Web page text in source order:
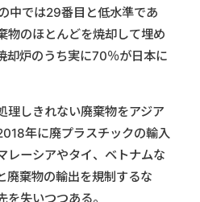
中では29番目と低水準であ
物のほとんどを焼却して埋め
却炉のうち実に70％が日本に
理しきれない廃棄物をアジア
年に廃プラスチックの輸入
レーシアやタイ、ベトナムな
廃棄物の輸出を規制するな
失いつつある。